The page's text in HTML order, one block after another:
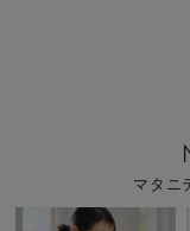
マタニ